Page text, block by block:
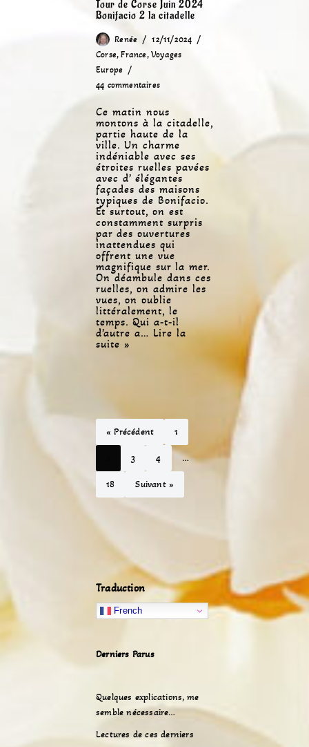
Tour de Corse Juin 2024
Bonifacio 2 la citadelle
Renée
12/11/2024
Corse,France,Voyages
Europe
44 commentaires
Ce matin nous
montons à la citadelle,
partie haute de la
ville. Un charme
indéniable avec ses
étroites ruelles pavées
avec d’ élégantes
façades des maisons
typiques de Bonifacio.
Et surtout, on est
constamment surpris
par des ouvertures
inattendues qui
offrent une vue
magnifique sur la mer.
On déambule dans ces
ruelles, on admire les
vues, on oublie
littéralement, le
temps. Qui a-t-il
d’autre a… Lire la
suite »
« Précédent 1
3 4 …
18 Suivant »
Traduction
French
Derniers Parus
Quelques explications, me
semble nécessaire…
Lectures de ces derniers